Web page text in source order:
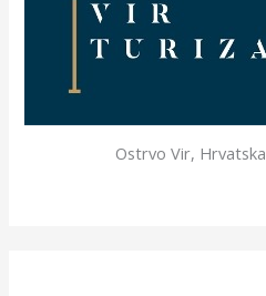
Ostrvo Vir, Hrvatska